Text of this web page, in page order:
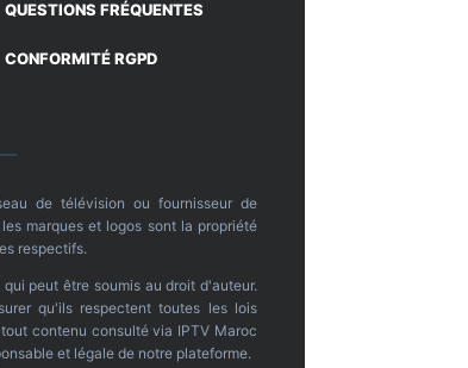
QUESTIONS FRÉQUENTES
CONFORMITÉ RGPD
de télévision ou fournisseur de
marques et logos sont la propriété
respectifs.
peut être soumis au droit d'auteur.
qu'ils respectent toutes les lois
contenu consulté via IPTV Maroc
et légale de notre plateforme.